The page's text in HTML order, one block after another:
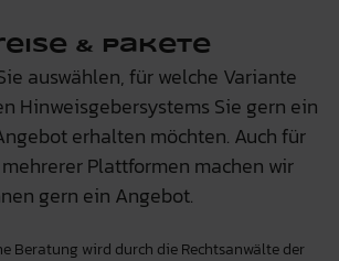
& Pakete
auswählen, für welche Variante
Hinweisgebersystems Sie gern ein
erhalten möchten. Auch für
Plattformen machen wir
gern ein Angebot.
Beratung wird durch die Rechtsanwälte der